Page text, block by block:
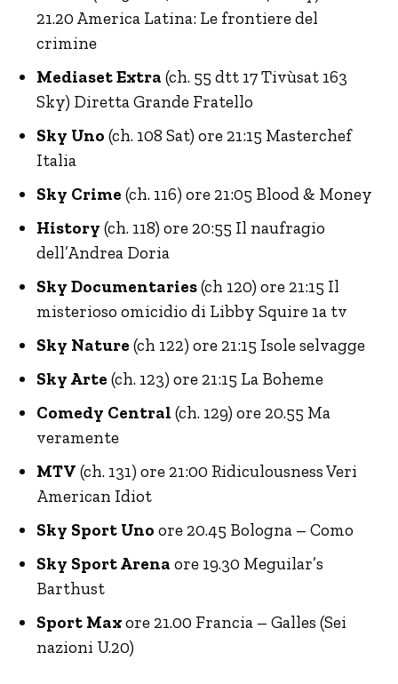
21.20 America Latina: Le frontiere del
crimine
Mediaset Extra (ch. 55 dtt 17 Tivùsat 163
Sky) Diretta Grande Fratello
Sky Uno (ch. 108 Sat) ore 21:15 Masterchef
Italia
Sky Crime (ch. 116) ore 21:05 Blood & Money
History (ch. 118) ore 20:55 Il naufragio
dell’Andrea Doria
Sky Documentaries(ch 120) ore 21:15 Il
misterioso omicidio di Libby Squire 1a tv
Sky Nature (ch 122) ore 21:15 Isole selvagge
Sky Arte (ch. 123) ore 21:15 La Boheme
Comedy Central (ch. 129) ore 20.55 Ma
veramente
MTV (ch. 131) ore 21:00 Ridiculousness Veri
American Idiot
Sky Sport Uno ore 20.45 Bologna – Como
Sky Sport Arena ore 19.30 Meguilar’s
Barthust
Sport Maxore 21.00 Francia – Galles (Sei
nazioni U.20)